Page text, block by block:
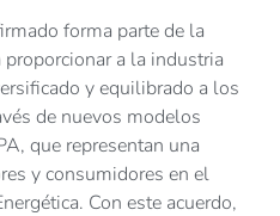
forma parte de la
a la industria
y equilibrado a los
de nuevos modelos
que representan una
y consumidores en el
Con este acuerdo,